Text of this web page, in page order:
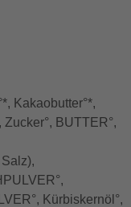
Kakaobutter°*,
BUTTER°,
Kürbiskernöl°,